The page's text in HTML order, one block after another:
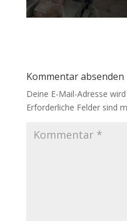
Kommentar absenden
Deine E-Mail-Adresse
Erforderliche Felder sind